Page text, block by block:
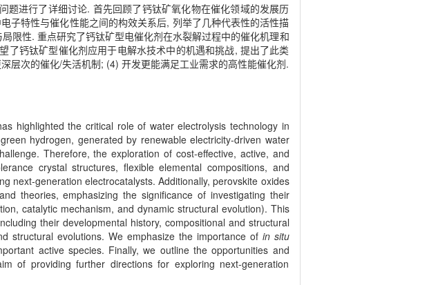
进行了详细讨论. 首先回顾了钙钛矿氧化物在催化领域的发展历
子特性与催化性能之间的构效关系后, 列举了几种代表性的活性描
限性. 重点研究了钙钛矿型电催化剂在水裂解过程中的催化机理和
钙钛矿型催化剂应用于电解水技术中的机遇和挑战, 提出了此类
层次的催化/失活机制; (4) 开发更能满足工业需求的高性能催化剂.
highlighted the critical role of water electrolysis technology in
hydrogen, generated by renewable electricity-driven water
Therefore, the exploration of cost-effective, active, and
crystal structures, flexible elemental compositions, and
next-generation electrocatalysts. Additionally, perovskite oxides
theories, emphasizing the significance of investigating their
catalytic mechanism, and dynamic structural evolution). This
their developmental history, compositional and structural
structural evolutions. We emphasize the importance of in situ
active species. Finally, we outline the opportunities and
of providing further directions for exploring next-generation